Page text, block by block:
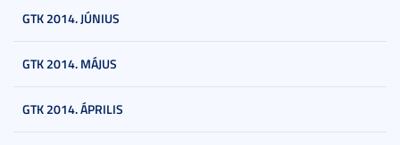
GTK 2014. JÚNIUS
GTK 2014. MÁJUS
GTK 2014. ÁPRILIS